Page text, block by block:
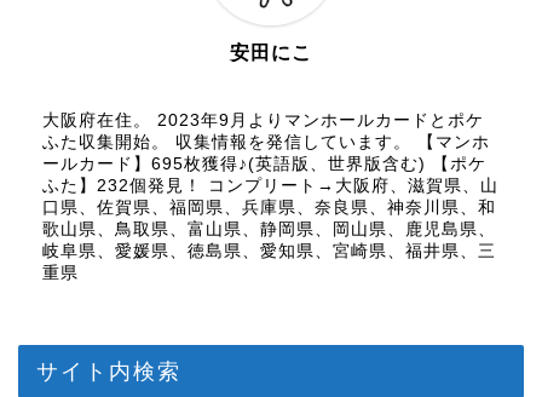
安田にこ
大阪府在住。 2023年9月よりマンホールカードとポケ
ふた収集開始。 収集情報を発信しています。 【マンホ
ールカード】695枚獲得♪(英語版、世界版含む) 【ポケ
ふた】232個発見！ コンプリート→大阪府、滋賀県、山
口県、佐賀県、福岡県、兵庫県、奈良県、神奈川県、和
歌山県、鳥取県、富山県、静岡県、岡山県、鹿児島県、
岐阜県、愛媛県、徳島県、愛知県、宮崎県、福井県、三
重県
サイト内検索